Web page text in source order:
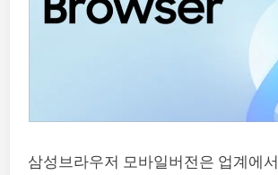
삼성브라우저 모바일버전은 업계에